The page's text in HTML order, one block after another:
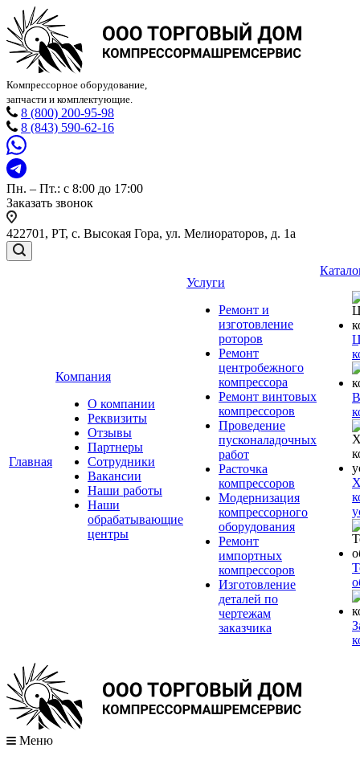
Компрессорное оборудование,
запчасти и комплектующие.
8 (800) 200-95-98
8 (843) 590-62-16
Пн. – Пт.: с 8:00 до 17:00
Заказать звонок
422701, РТ, с. Высокая Гора, ул. Мелиораторов, д. 1а
Главная
Компания
О компании
Реквизиты
Отзывы
Партнеры
Сотрудники
Вакансии
Наши работы
Наши
обрабатывающие
центры
Услуги
Ремонт и
изготовление
роторов
Ремонт
центробежного
компрессора
Ремонт винтовых
компрессоров
Проведение
пусконаладочных
работ
Расточка
компрессоров
Модернизация
компрессорного
оборудования
Ремонт
импортных
компрессоров
Изготовление
деталей по
чертежам
заказчика
Меню